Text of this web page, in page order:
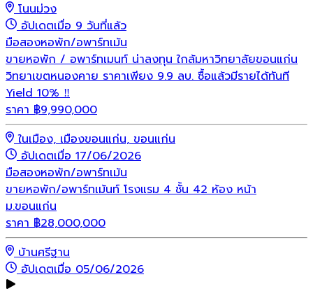
โนนม่วง
อัปเดตเมื่อ 9 วันที่แล้ว
มือสองหอพัก/อพาร์ทเม้น
ขายหอพัก / อพาร์ทเมนท์ น่าลงทุน ใกล้มหาวิทยาลัยขอนแก่น
วิทยาเขตหนองคาย ราคาเพียง 9.9 ลบ. ซื้อแล้วมีรายได้ทันที
Yield 10% ‼️
ราคา ฿9,990,000
ในเมือง, เมืองขอนแก่น, ขอนแก่น
อัปเดตเมื่อ 17/06/2026
มือสองหอพัก/อพาร์ทเม้น
ขายหอพัก/อพาร์ทเม้นท์ โรงแรม 4 ชั้น 42 ห้อง หน้า
ม.ขอนแก่น
ราคา ฿28,000,000
บ้านศรีฐาน
อัปเดตเมื่อ 05/06/2026